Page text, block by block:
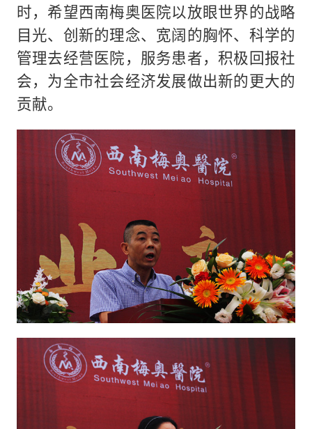
时，希望西南梅奥医院以放眼世界的战略
目光、创新的理念、宽阔的胸怀、科学的
管理去经营医院，服务患者，积极回报社
会，为全市社会经济发展做出新的更大的
贡献。